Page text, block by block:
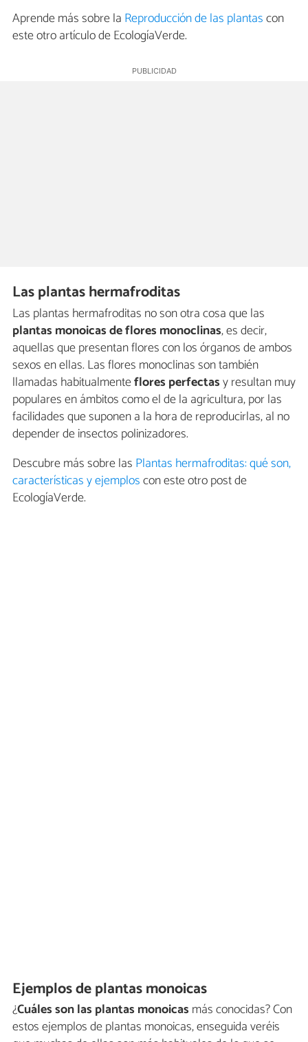
Aprende más sobre la Reproducción de las plantascon
este otro artículo de EcologíaVerde.
Las plantas hermafroditas
Las plantas hermafroditas no son otra cosa que las
plantas monoicas de flores monoclinas, es decir,
aquellas que presentan flores con los órganos de ambos
sexos en ellas. Las flores monoclinas son también
llamadas habitualmenteflores perfectasy resultan muy
populares en ámbitos como el de la agricultura, por las
facilidades que suponen a la hora de reproducirlas, al no
depender de insectos polinizadores.
Descubre más sobre las Plantas hermafroditas: qué son,
características y ejemploscon este otro post de
EcologíaVerde.
Ejemplos de plantas monoicas
¿Cuáles son las plantas monoicas más conocidas? Con
estos ejemplos de plantas monoicas, enseguida veréis